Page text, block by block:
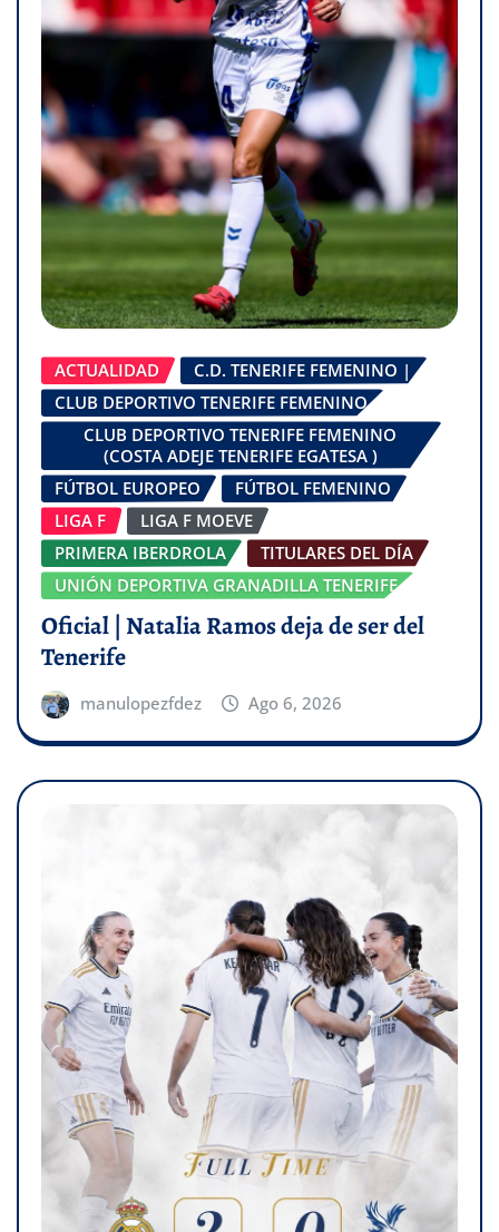
ACTUALIDAD
C.D. TENERIFE FEMENINO |
CLUB DEPORTIVO TENERIFE FEMENINO
CLUB DEPORTIVO TENERIFE FEMENINO
(COSTA ADEJE TENERIFE EGATESA )
FÚTBOL EUROPEO
FÚTBOL FEMENINO
LIGA F
LIGA F MOEVE
PRIMERA IBERDROLA
TITULARES DEL DÍA
UNIÓN DEPORTIVA GRANADILLA TENERIFE
Oficial | Natalia Ramos deja de ser del
Tenerife
manulopezfdez Ago 6, 2026